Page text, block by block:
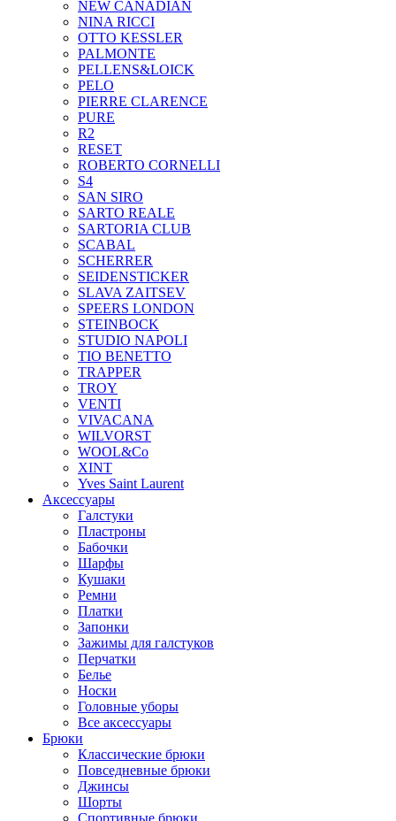
NEW CANADIAN
NINA RICCI
OTTO KESSLER
PALMONTE
PELLENS&LOICK
PELO
PIERRE CLARENCE
PURE
R2
RESET
ROBERTO CORNELLI
S4
SAN SIRO
SARTO REALE
SARTORIA CLUB
SCABAL
SCHERRER
SEIDENSTICKER
SLAVA ZAITSEV
SPEERS LONDON
STEINBOCK
STUDIO NAPOLI
TIO BENETTO
TRAPPER
TROY
VENTI
VIVACANA
WILVORST
WOOL&Co
XINT
Yves Saint Laurent
Аксессуары
Галстуки
Пластроны
Бабочки
Шарфы
Кушаки
Ремни
Платки
Запонки
Зажимы для галстуков
Перчатки
Белье
Носки
Головные уборы
Все аксессуары
Брюки
Классические брюки
Повседневные брюки
Джинсы
Шорты
Спортивные брюки